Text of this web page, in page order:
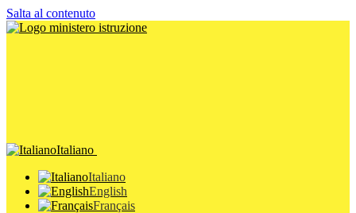
Salta al contenuto
Italiano
Italiano
English
Français